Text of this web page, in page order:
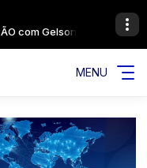
com Gelson Santos
COMPROMISSO E COM A
MENU